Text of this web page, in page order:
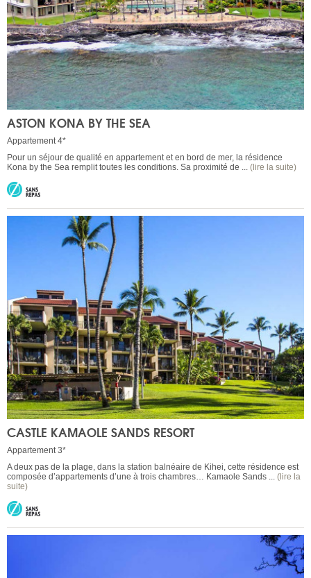
ASTON KONA BY THE SEA
Appartement 4*
Pour un séjour de qualité en appartement et en bord de mer, la résidence
Kona by the Sea remplit toutes les conditions. Sa proximité de ... (lire la suite)
CASTLE KAMAOLE SANDS RESORT
Appartement 3*
A deux pas de la plage, dans la station balnéaire de Kihei, cette résidence est
composée d’appartements d’une à trois chambres… Kamaole Sands ... (lire la
suite)